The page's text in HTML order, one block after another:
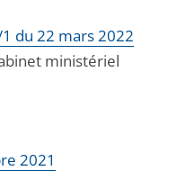
du 22 mars 2022
ministériel
2021